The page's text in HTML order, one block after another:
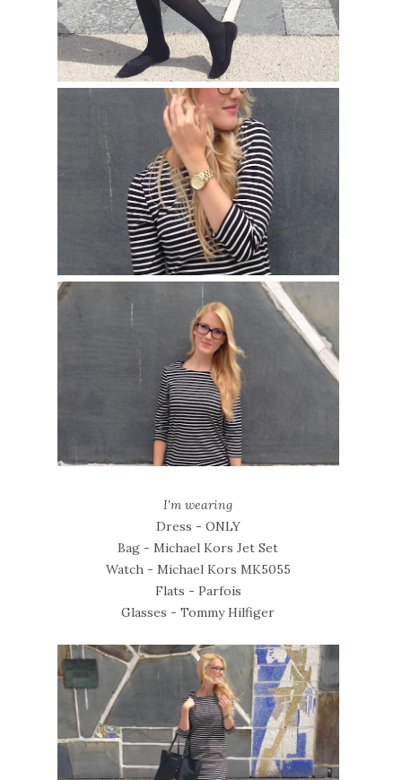
I'm wearing
Dress - ONLY
Bag - Michael Kors Jet Set
Watch - Michael Kors MK5055
Flats - Parfois
Glasses - Tommy Hilfiger